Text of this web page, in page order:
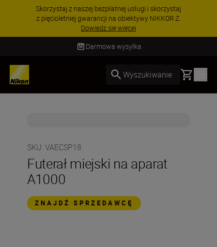
Skorzystaj z naszej bezpłatnej usługi i skorzystaj
z pięcioletniej gwarancji na obiektywy NIKKOR Z.
Dowiedz się więcej
Darmowa wysyłka
Wyszukiwanie Basket
SKU: VAECSP18
Futerał miejski na aparat
A1000
ZNAJDŹ SPRZEDAWCĘ